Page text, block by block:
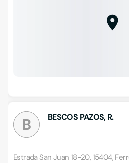
B BESCOS PAZOS, R.
Estrada San Juan 18-20, 15404,